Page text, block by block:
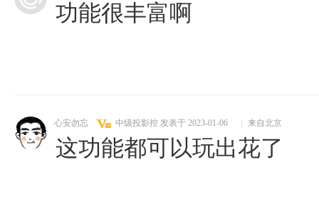
功能很丰富啊
心安勿忘 中级投影控 发表于 2023-01-06 来自北京
这功能都可以玩出花了